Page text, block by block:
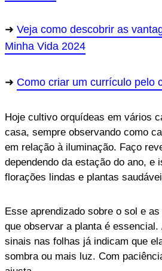
Veja como descobrir as
Minha Vida 2024
Como criar um currículo pelo
Hoje cultivo orquídeas em vários
casa, sempre observando como
em relação à iluminação. Faço
dependendo da estação do ano, e
florações lindas e plantas
Esse aprendizado sobre o sol e
que observar a planta é
sinais nas folhas já indicam que
sombra ou mais luz. Com